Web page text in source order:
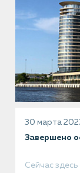
30 марта
Завершено
Сейчас